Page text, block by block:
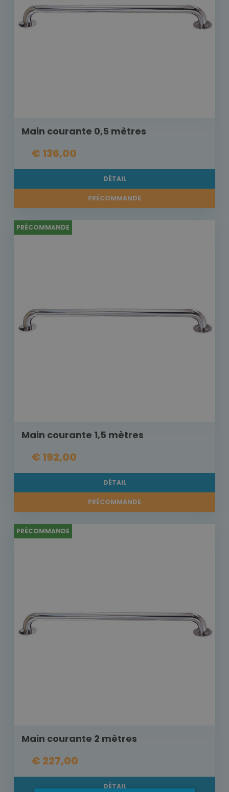
Main courante 0,5 mètres
€ 136,00
DÉTAIL
PRÉCOMMANDE
PRÉCOMMANDE
Main courante 1,5 mètres
€ 192,00
DÉTAIL
PRÉCOMMANDE
PRÉCOMMANDE
Main courante 2 mètres
€ 227,00
DÉTAIL